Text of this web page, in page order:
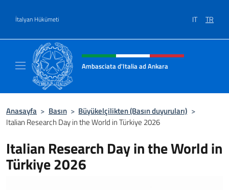
İtalyan Hükümeti IT TR
Site başlığı, sosyal medya ve
Ambasciata d'Italia ad Ankara
Anasayfa > Basın > Büyükelçilikten (Basın duyuruları) >
Italian Research Day in the World in Türkiye 2026
Italian Research Day in the World in
Türkiye 2026